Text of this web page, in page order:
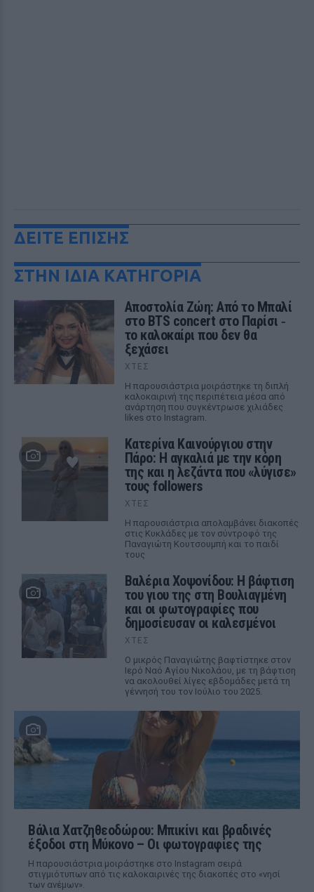
ΔΕΙΤΕ ΕΠΙΣΗΣ
ΣΤΗΝ ΙΔΙΑ ΚΑΤΗΓΟΡΙΑ
Αποστολία Ζώη: Από το Μπαλί
στο BTS concert στο Παρίσι ‑
το καλοκαίρι που δεν θα
ξεχάσει
ΧΤΕΣ
Η παρουσιάστρια μοιράστηκε τη διπλή
καλοκαιρινή της περιπέτεια μέσα από
ανάρτηση που συγκέντρωσε χιλιάδες
likes στο Instagram.
Κατερίνα Καινούργιου στην
Πάρο: Η αγκαλιά με την κόρη
της και η λεζάντα που «λύγισε»
τους followers
ΧΤΕΣ
Η παρουσιάστρια απολαμβάνει διακοπές
στις Κυκλάδες με τον σύντροφό της
Παναγιώτη Κουτσουμπή και το παιδί
τους
Βαλέρια Χοψονίδου: Η βάφτιση
του γιου της στη Βουλιαγμένη
και οι φωτογραφίες που
δημοσίευσαν οι καλεσμένοι
ΧΤΕΣ
Ο μικρός Παναγιώτης βαφτίστηκε στον
Ιερό Ναό Αγίου Νικολάου, με τη βάφτιση
να ακολουθεί λίγες εβδομάδες μετά τη
γέννησή του τον Ιούλιο του 2025.
Βάλια Χατζηθεοδώρου: Μπικίνι και βραδινές
έξοδοι στη Μύκονο – Οι φωτογραφίες της
Η παρουσιάστρια μοιράστηκε στο Instagram σειρά
στιγμιότυπων από τις καλοκαιρινές της διακοπές στο «νησί
των ανέμων».